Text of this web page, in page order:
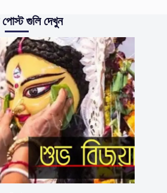
পোস্ট গুলি দেখুন